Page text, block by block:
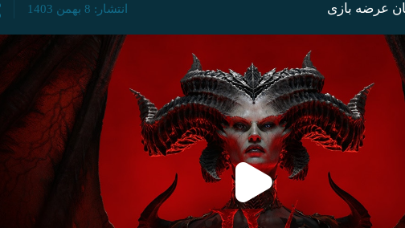
انتشار: 8 بهمن 1403